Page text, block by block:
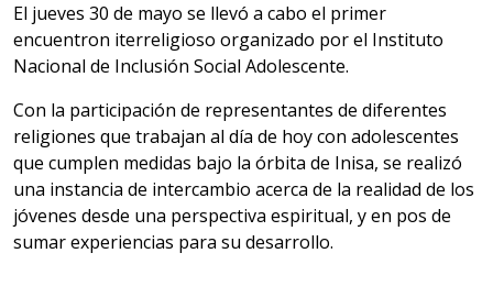
El jueves 30 de mayo se llevó a cabo el primer
encuentron iterreligioso organizado por el Instituto
Nacional de Inclusión Social Adolescente.
Con la participación de representantes de diferentes
religiones que trabajan al día de hoy con adolescentes
que cumplen medidas bajo la órbita de Inisa, se realizó
una instancia de intercambio acerca de la realidad de los
jóvenes desde una perspectiva espiritual, y en pos de
sumar experiencias para su desarrollo.